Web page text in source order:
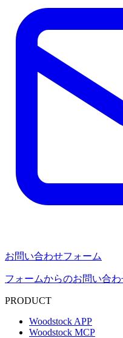
お問い合わせフォーム
フォームからのお問い合
PRODUCT
Woodstock APP
Woodstock MCP